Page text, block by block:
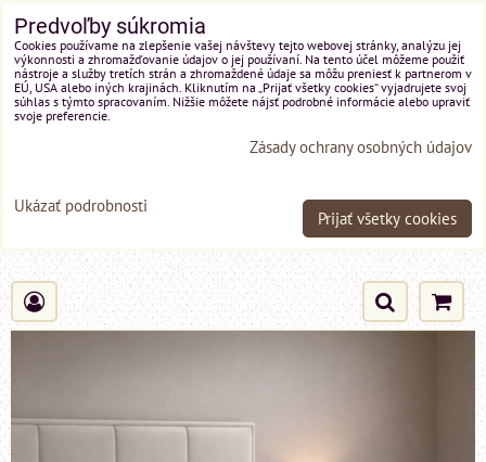
Predvoľby súkromia
Cookies používame na zlepšenie vašej návštevy tejto webovej stránky, analýzu jej
výkonnosti a zhromažďovanie údajov o jej používaní. Na tento účel môžeme použiť
nástroje a služby tretích strán a zhromaždené údaje sa môžu preniesť k partnerom v
EÚ, USA alebo iných krajinách. Kliknutím na „Prijať všetky cookies“ vyjadrujete svoj
súhlas s týmto spracovaním. Nižšie môžete nájsť podrobné informácie alebo upraviť
svoje preferencie.
Zásady ochrany osobných údajov
Ukázať podrobnosti
Prijať všetky cookies